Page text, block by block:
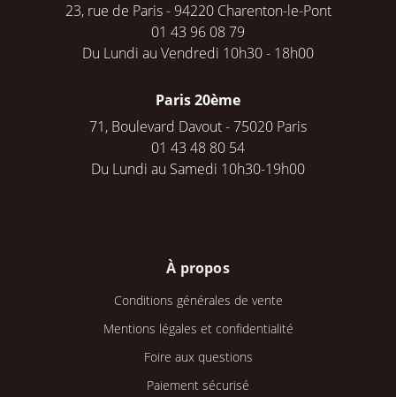
23, rue de Paris - 94220 Charenton-le-Pont
01 43 96 08 79
Du Lundi au Vendredi 10h30 - 18h00
Paris 20ème
71, Boulevard Davout - 75020 Paris
01 43 48 80 54
Du Lundi au Samedi 10h30-19h00
À propos
Conditions générales de vente
Mentions légales et confidentialité
Foire aux questions
Paiement sécurisé